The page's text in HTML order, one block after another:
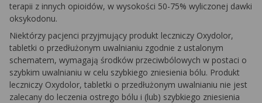
terapii z innych opioidów, w wysokości 50-75% wyliczonej dawki
oksykodonu.
Niektórzy pacjenci przyjmujący produkt leczniczy Oxydolor,
tabletki o przedłużonym uwalnianiu zgodnie z ustalonym
schematem, wymagają środków przeciwbólowych w postaci o
szybkim uwalnianiu w celu szybkiego zniesienia bólu. Produkt
leczniczy Oxydolor, tabletki o przedłużonym uwalnianiu nie jest
zalecany do leczenia ostrego bólu i (lub) szybkiego zniesienia